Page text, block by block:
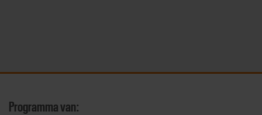
Programma van: